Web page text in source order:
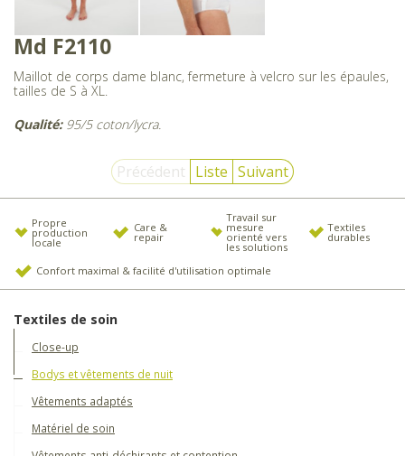
Md F2110
Maillot de corps dame blanc, fermeture à velcro sur les épaules,
tailles de S à XL.
Qualité:95/5 coton/lycra.
Précédent Liste Suivant
Propre
production
locale
Care &
repair
Travail sur
mesure
orienté vers
les solutions
Textiles
durables
Confort maximal & facilité d'utilisation optimale
Textiles de soin
Close-up
Bodys et vêtements de nuit
Vêtements adaptés
Matériel de soin